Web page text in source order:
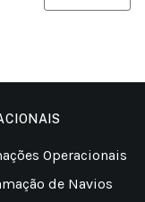
Operacionais
de Navios